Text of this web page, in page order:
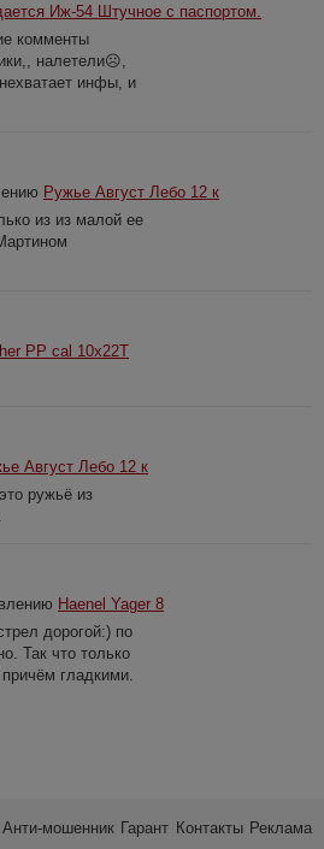
Иж-54 Штучное с паспортом.
комменты
налетели☹️,
инфы, и
Ружье Август Лебо 12 к
из из малой ее
PP cal 10x22T
Август Лебо 12 к
ружьё из
Haenel Yager 8
дорогой:) по
Так что только
гладкими.
Анти-мошенник Гарант Контакты Реклама